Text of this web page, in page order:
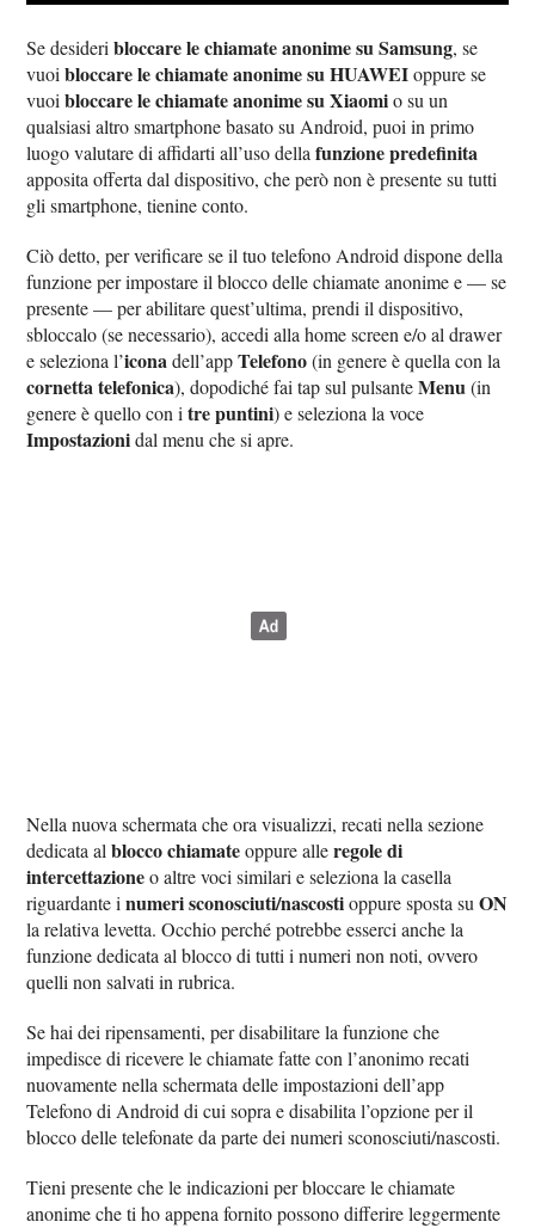
Se desideribloccare le chiamate anonime su Samsung, se
vuoibloccare le chiamate anonime su HUAWEIoppure se
vuoibloccare le chiamate anonime su Xiaomio su un
qualsiasi altro smartphone basato su Android, puoi in primo
luogo valutare di affidarti all’uso dellafunzione predefinita
apposita offerta dal dispositivo, che però non è presente su tutti
gli smartphone, tienine conto.
Ciò detto, per verificare se il tuo telefono Android dispone della
funzione per impostare il blocco delle chiamate anonime e — se
presente — per abilitare quest’ultima, prendi il dispositivo,
sbloccalo (se necessario), accedi alla home screen e/o al drawer
e seleziona l’iconadell’appTelefono(in genere è quella con la
cornetta telefonica), dopodiché fai tap sul pulsanteMenu(in
genere è quello con itre puntini) e seleziona la voce
Impostazionidal menu che si apre.
Nella nuova schermata che ora visualizzi, recati nella sezione
dedicata alblocco chiamateoppure alleregole di
intercettazioneo altre voci similari e seleziona la casella
riguardante inumeri sconosciuti/nascostioppure sposta suON
la relativa levetta. Occhio perché potrebbe esserci anche la
funzione dedicata al blocco di tutti i numeri non noti, ovvero
quelli non salvati in rubrica.
Se hai dei ripensamenti, per disabilitare la funzione che
impedisce di ricevere le chiamate fatte con l’anonimo recati
nuovamente nella schermata delle impostazioni dell’app
Telefono di Android di cui sopra e disabilita l’opzione per il
blocco delle telefonate da parte dei numeri sconosciuti/nascosti.
Tieni presente che le indicazioni per bloccare le chiamate
anonime che ti ho appena fornito possono differire leggermente